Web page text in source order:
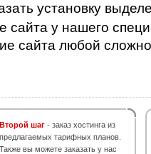
установку
сайта у нашего
сайта любой
Второй шаг - заказ хостинга из
предлагаемых тарифных планов.
Также вы можете заказать у нас